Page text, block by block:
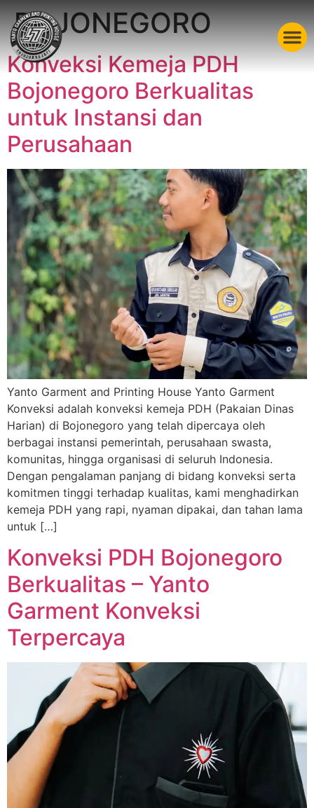
BOJONEGORO
Konveksi Kemeja PDH
Bojonegoro Berkualitas
untuk Instansi dan
Perusahaan
Yanto Garment and Printing House Yanto Garment
Konveksi adalah konveksi kemeja PDH (Pakaian Dinas
Harian) di Bojonegoro yang telah dipercaya oleh
berbagai instansi pemerintah, perusahaan swasta,
komunitas, hingga organisasi di seluruh Indonesia.
Dengan pengalaman panjang di bidang konveksi serta
komitmen tinggi terhadap kualitas, kami menghadirkan
kemeja PDH yang rapi, nyaman dipakai, dan tahan lama
untuk […]
Konveksi PDH Bojonegoro
Berkualitas – Yanto
Garment Konveksi
Terpercaya